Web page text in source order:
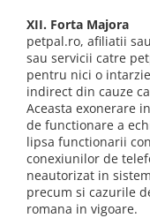
XII. Forta Majora
petpal.ro, afiliatii
sau servicii catre
pentru nici o
indirect din cauze
Aceasta exonerare
de functionare a
lipsa functionarii
conexiunilor de
neautorizat in
precum si cazurile
romana in vigoare.